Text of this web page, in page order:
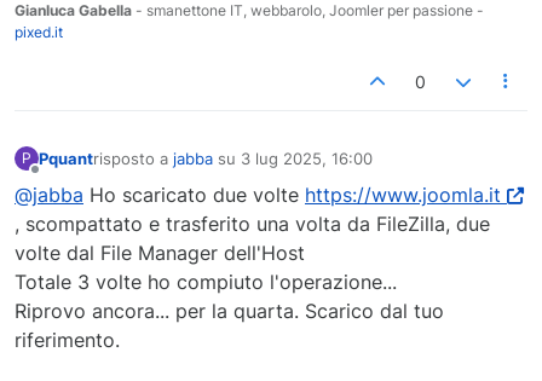
Gianluca Gabella - smanettone IT, webbarolo, Joomler per passione -
pixed.it
0
P Pquantrisposto a jabba su 3 lug 2025, 16:00
ultima modifica di
@jabba Ho scaricato due volte https://www.joomla.it
, scompattato e trasferito una volta da FileZilla, due
volte dal File Manager dell'Host
Totale 3 volte ho compiuto l'operazione...
Riprovo ancora... per la quarta. Scarico dal tuo
riferimento.